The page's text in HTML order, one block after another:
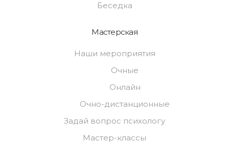
Беседка
Мастерская
Наши мероприятия
Очные
Онлайн
Очно-дистанционные
Задай вопрос психологу
Мастер-классы